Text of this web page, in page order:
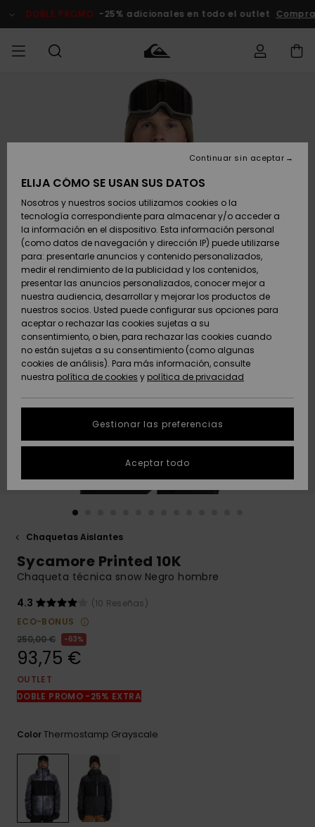
del
DOBLE PROMO -25% adicionales en todo el outlet Comprar
Ropa
Zapatos y
chanclas
Surf
Snow
Novedades
Destacados
Ropa
Zapatos y
chanclas
Surf
Snow
Novedades
Destacados
Shop
Destacados
Snow
SURF
Surf Shop
Hombre
Highlights
Comunidad
SNOW
Tienda
Snow
Hombre
Snow Niños
Tienda
Snow Mujer
Destacados
Comunidad
DOBLE
PROMO
Outlet
Hombre
Outlet
Mujer
AYUDA &
CONTACTO
Accede a tu
pedido
Envio
Devoluciones
Pago
Tarjeta de
regalo
Quiksilver
Freedom
Protección de
datos
personales
Inicia una
conversación
la respuesta
conversación
Encuentra
respuestas a
las preguntas
contacto.
SOSTENIBILIDAD
Chaquetas Aislantes
Sycamore Printed 10K
Chaqueta técnica snow Negro hombre
4.3
(10 Reseñas)
ECO-BONUS
250,00 €
63%
93,75 €
OUTLET
DOBLE PROMO -25% EXTRA
ColorThermostamp Grayscale
ELIJA CÓMO SE USAN SUS DATOS
Nosotros y nuestros socios utilizamos cookies o la
tecnología correspondiente para almacenar y/o acceder a
la información en el dispositivo. Esta información personal
(como datos de navegación y dirección IP) puede utilizarse
para: presentarle anuncios y contenido personalizados,
medir el rendimiento de la publicidad y los contenidos,
presentar las anuncios personalizados, conocer mejor a
nuestra audiencia, desarrollar y mejorar los productos de
nuestros socios. Usted puede configurar sus opciones para
aceptar o rechazar las cookies sujetas a su
consentimiento, o bien, para rechazar las cookies cuando
no están sujetas a su consentimiento (como algunas
cookies de análisis). Para más información, consulte
nuestra política de cookies y política de privacidad
Gestionar las preferencias
Continuar sin aceptar
Aceptar todo